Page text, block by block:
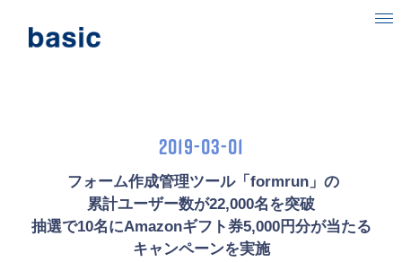
ニュース
IR情報
2019-03-01
フォーム作成管理ツール「formrun」の
累計ユーザー数が22,000名を突破
抽選で10名にAmazonギフト券5,000円分が当たる
キャンペーンを実施